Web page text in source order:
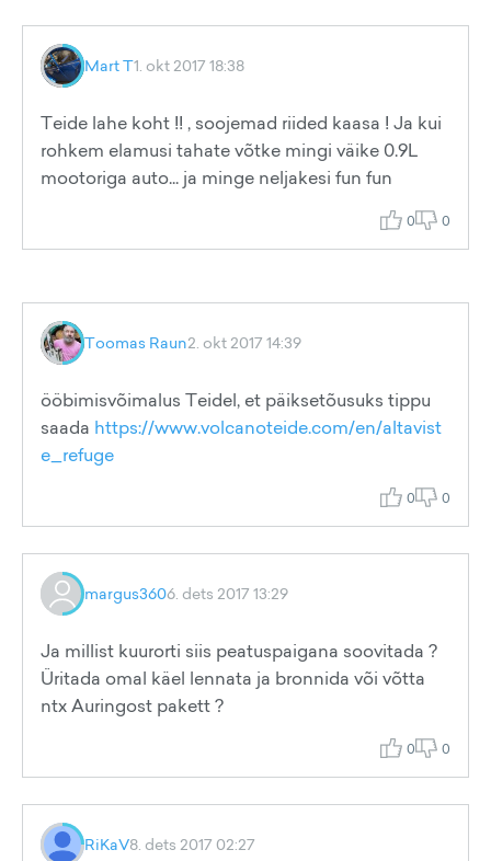
Mart T1. okt 2017 18:38
Teide lahe koht !! , soojemad riided kaasa ! Ja kui
rohkem elamusi tahate võtke mingi väike 0.9L
mootoriga auto... ja minge neljakesi fun fun
0 0
Toomas Raun2. okt 2017 14:39
ööbimisvõimalus Teidel, et päiksetõusuks tippu
saada https://www.volcanoteide.com/en/altavist
e_refuge
0 0
margus3606. dets 2017 13:29
Ja millist kuurorti siis peatuspaigana soovitada ?
Üritada omal käel lennata ja bronnida või võtta
ntx Auringost pakett ?
0 0
RiKaV8. dets 2017 02:27